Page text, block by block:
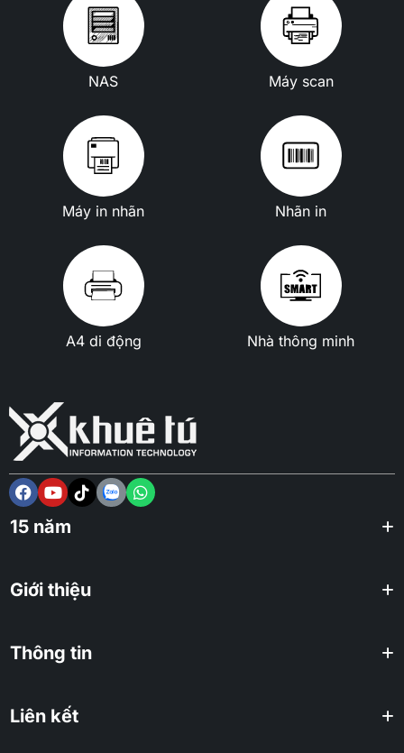
NAS Máy scan
Máy in nhãn Nhãn in
A4 di động Nhà thông minh
15 năm
Giới thiệu
Thông tin
Liên kết